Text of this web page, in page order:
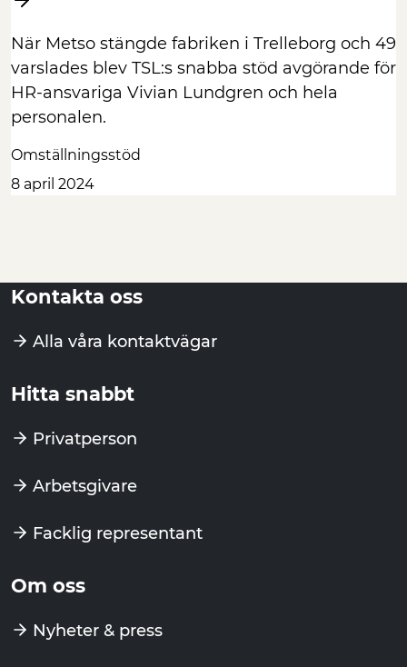
När Metso stängde fabriken i Trelleborg och 49
varslades blev TSL:s snabba stöd avgörande för
HR-ansvariga Vivian Lundgren och hela
personalen.
Omställningsstöd
8 april 2024
Kontakta oss
Alla våra kontaktvägar
Hitta snabbt
Privatperson
Arbetsgivare
Facklig representant
Om oss
Nyheter & press